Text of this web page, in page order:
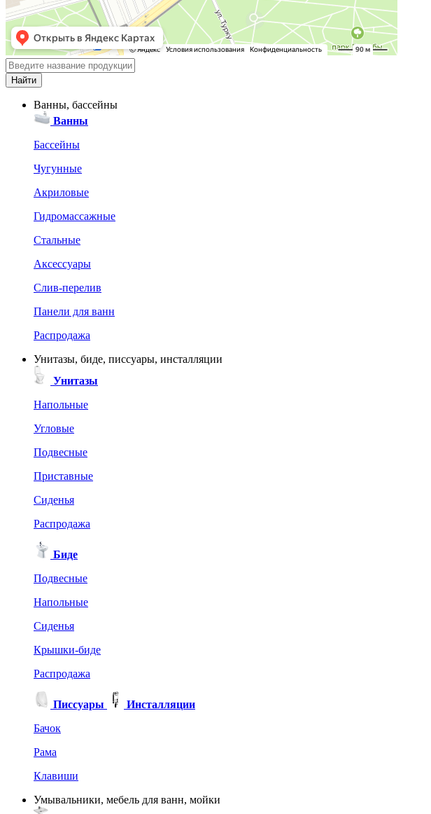
Ванны, бассейны
Ванны
Бассейны
Чугунные
Акриловые
Гидромассажные
Стальные
Аксессуары
Слив-перелив
Панели для ванн
Распродажа
Унитазы, биде, писсуары, инсталляции
Унитазы
Напольные
Угловые
Подвесные
Приставные
Сиденья
Распродажа
Биде
Подвесные
Напольные
Сиденья
Крышки-биде
Распродажа
Писсуары
Инсталляции
Бачок
Рама
Клавиши
Умывальники, мебель для ванн, мойки